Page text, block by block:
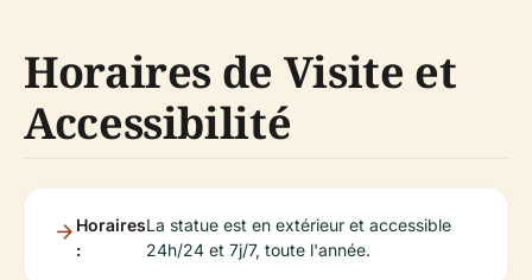
Horaires de Visite et
Accessibilité
Horaires
:
La statue est en extérieur et accessible
24h/24 et 7j/7, toute l'année.